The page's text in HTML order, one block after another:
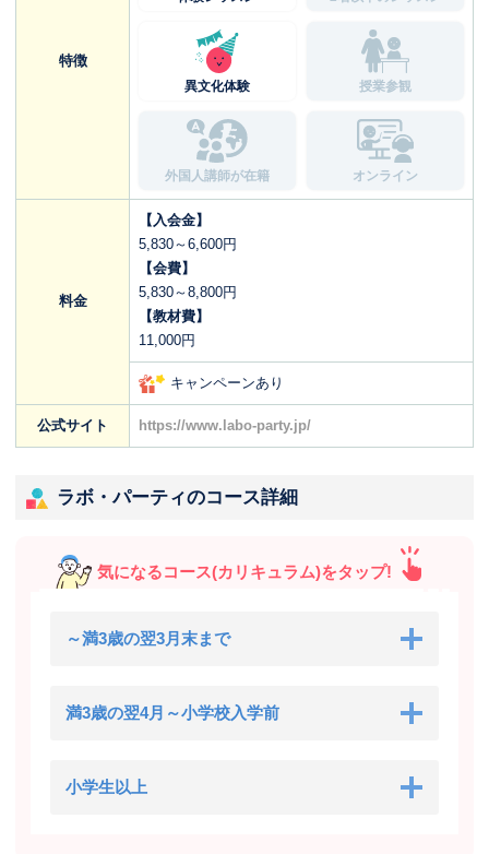
特徴
異文化体験 授業参観
外国人講師が在籍 オンライン
料金
【入会金】
5,830～6,600円
【会費】
5,830～8,800円
【教材費】
11,000円
キャンペーンあり
公式サイト https://www.labo-party.jp/
ラボ・パーティのコース詳細
気になるコース(カリキュラム)をタップ!
～満3歳の翌3月末まで
満3歳の翌4月～小学校入学前
小学生以上